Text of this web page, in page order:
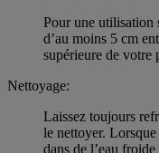
Pour une utilisation
d’au moins 5 cm
supérieure de votre
Nettoyage:
Laissez toujours
le nettoyer.
dans de l’eau